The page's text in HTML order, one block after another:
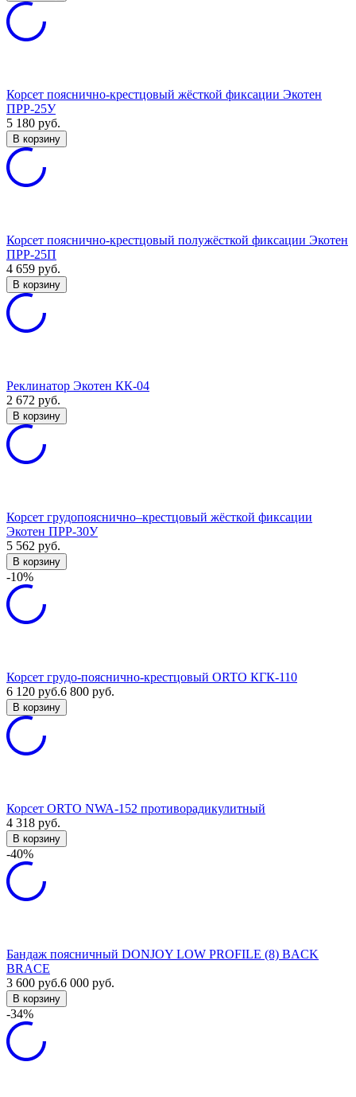
Корсет пояснично-крестцовый жёсткой фиксации Экотен
ПРР-25У
5 180 руб.
В корзину
Корсет пояснично-крестцовый полужёсткой фиксации Экотен
ПРР-25П
4 659 руб.
В корзину
Реклинатор Экотен КК-04
2 672 руб.
В корзину
Корсет грудопояснично–крестцовый жёсткой фиксации
Экотен ПРР-30У
5 562 руб.
В корзину
-10%
Корсет грудо-пояснично-крестцовый ORTO КГК-110
6 120 руб.6 800 руб.
В корзину
Корсет ORTO NWA-152 противорадикулитный
4 318 руб.
В корзину
-40%
Бандаж поясничный DONJOY LOW PROFILE (8) BACK
BRACE
3 600 руб.6 000 руб.
В корзину
-34%